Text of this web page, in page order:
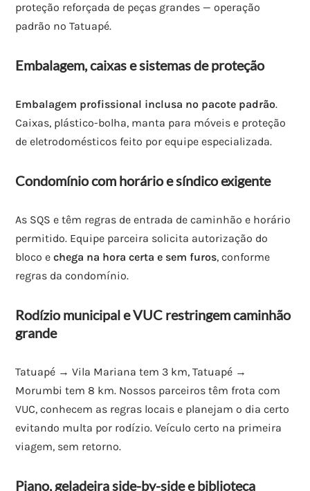
proteção reforçada de peças grandes — operação
padrão no Tatuapé.
Embalagem, caixas e sistemas de proteção
Embalagem profissional inclusa no pacote padrão.
Caixas, plástico-bolha, manta para móveis e proteção
de eletrodomésticos feito por equipe especializada.
Condomínio com horário e síndico exigente
As SQS e têm regras de entrada de caminhão e horário
permitido. Equipe parceira solicita autorização do
bloco echega na hora certa e sem furos, conforme
regras da condomínio.
Rodízio municipal e VUC restringem caminhão
grande
Tatuapé → Vila Mariana tem 3 km, Tatuapé →
Morumbi tem 8 km. Nossos parceiros têm frota com
VUC, conhecem as regras locais e planejam o dia certo
evitando multa por rodízio. Veículo certo na primeira
viagem, sem retorno.
Piano, geladeira side-by-side e biblioteca